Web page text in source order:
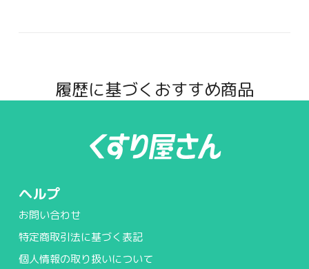
履歴に基づくおすすめ商品
ヘルプ
お問い合わせ
特定商取引法に基づく表記
個人情報の取り扱いについて